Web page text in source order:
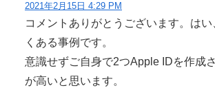
2021年2月15日 4:29 PM
コメントありがとうございます。はい
くある事例です。
意識せずご自身で2つApple IDを作成
が高いと思います。